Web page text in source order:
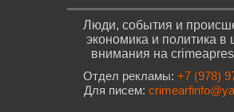
Люди, события и
экономика и политика в
внимания на
Отдел рекламы: +7 (978)
Для писем: